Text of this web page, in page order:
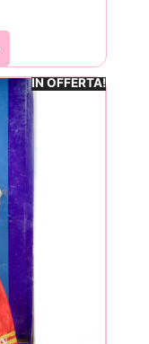
IN OFFERTA!